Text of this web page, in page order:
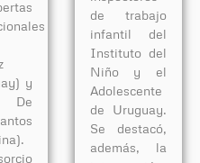
y
De
de trabajo
infantil del
Instituto del
Niño y el
Adolescente
de Uruguay.
Se destacó,
además, la